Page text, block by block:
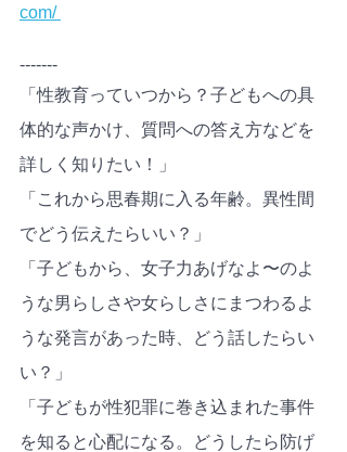
com/
-------
「性教育っていつから？子どもへの具
体的な声かけ、質問への答え方などを
詳しく知りたい！」
「これから思春期に入る年齢。異性間
でどう伝えたらいい？」
「子どもから、女子力あげなよ〜のよ
うな男らしさや女らしさにまつわるよ
うな発言があった時、どう話したらい
い？」
「子どもが性犯罪に巻き込まれた事件
を知ると心配になる。どうしたら防げ